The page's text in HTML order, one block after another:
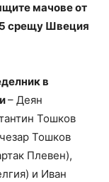
мачове от
срещу Швеция
в
– Деян
Тошков
Тошков
Плевен),
и Иван